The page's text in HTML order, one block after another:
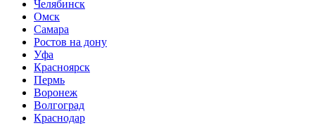
Челябинск
Омск
Самара
Ростов на дону
Уфа
Красноярск
Пермь
Воронеж
Волгоград
Краснодар